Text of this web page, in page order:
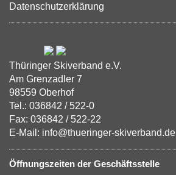
Datenschutzerklärung
Thüringer Skiverband e.V.
Am Grenzadler 7
98559 Oberhof
Tel.: 036842 / 522-0
Fax: 036842 / 522-22
E-Mail: info@thueringer-skiverband.de
Öffnungszeiten der Geschäftsstelle